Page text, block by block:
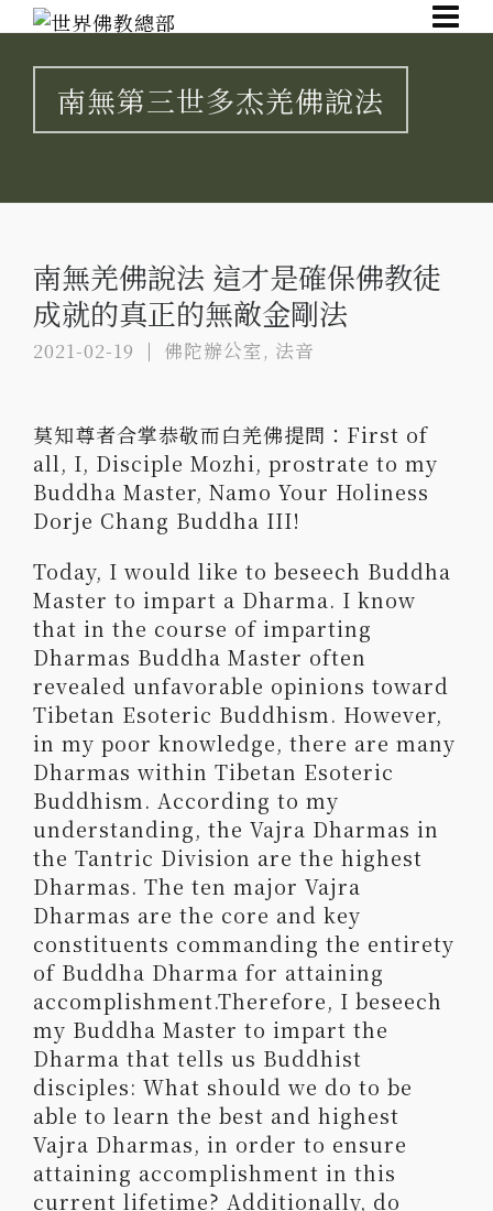
南無第三世多杰羌佛說法
南無羌佛說法 這才是確保佛教徒
成就的真正的無敵金剛法
2021-02-19 佛陀辦公室 , 法音
莫知尊者合掌恭敬而白羌佛提問：First of
all, I, Disciple Mozhi, prostrate to my
Buddha Master, Namo Your Holiness
Dorje Chang Buddha III!
Today, I would like to beseech Buddha
Master to impart a Dharma. I know
that in the course of imparting
Dharmas Buddha Master often
revealed unfavorable opinions toward
Tibetan Esoteric Buddhism. However,
in my poor knowledge, there are many
Dharmas within Tibetan Esoteric
Buddhism. According to my
understanding, the Vajra Dharmas in
the Tantric Division are the highest
Dharmas. The ten major Vajra
Dharmas are the core and key
constituents commanding the entirety
of Buddha Dharma for attaining
accomplishment.Therefore, I beseech
my Buddha Master to impart the
Dharma that tells us Buddhist
disciples: What should we do to be
able to learn the best and highest
Vajra Dharmas, in order to ensure
attaining accomplishment in this
current lifetime? Additionally, do